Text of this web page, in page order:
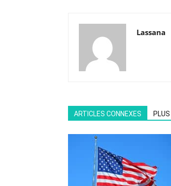
Lassana
ARTICLES CONNEXES